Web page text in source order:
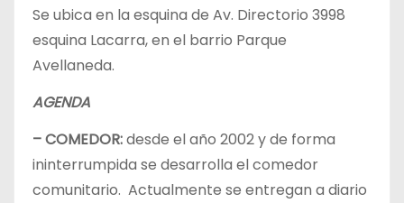
Se ubica en la esquina de Av. Directorio 3998
esquina Lacarra, en el barrio Parque
Avellaneda.
AGENDA
– COMEDOR:desde el año 2002 y de forma
ininterrumpida se desarrolla el comedor
comunitario. Actualmente se entregan a diario